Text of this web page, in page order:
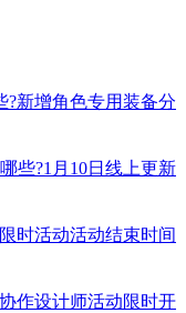
?新增角色专用装备分
些?1月10日线上更新
时活动活动结束时间
作设计师活动限时开